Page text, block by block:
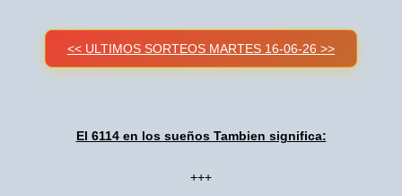
<< ULTIMOS SORTEOS MARTES 16-06-26 >>
El 6114 en los sueños Tambien significa:
+++